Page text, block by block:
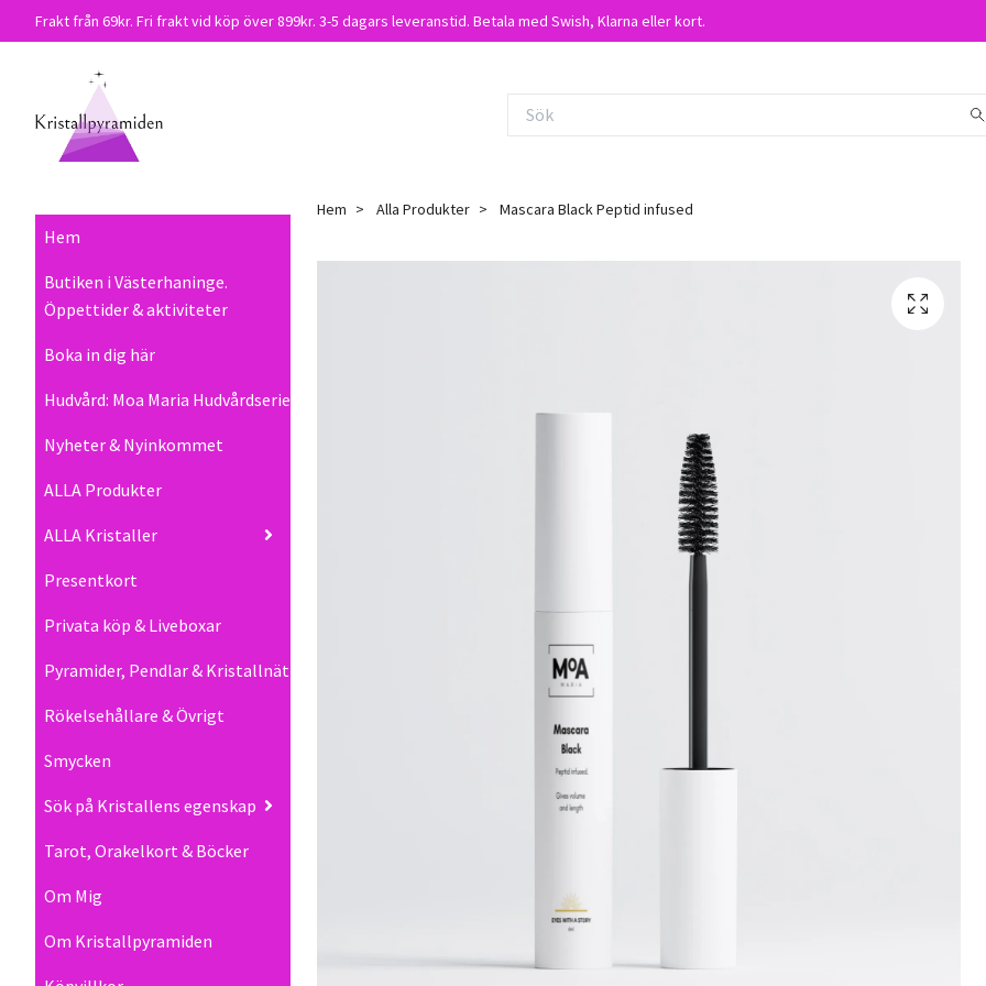
Frakt från 69kr. Fri frakt vid köp över 899kr. 3-5 dagars leveranstid. Betala med Swish, Klarna eller kort.
Hem
Butiken i Västerhaninge.
Öppettider & aktiviteter
Boka in dig här
Hudvård: Moa Maria Hudvårdserie
Nyheter & Nyinkommet
ALLA Produkter
ALLA Kristaller
Presentkort
Privata köp & Liveboxar
Pyramider, Pendlar & Kristallnät
Rökelsehållare & Övrigt
Smycken
Sök på Kristallens egenskap
Tarot, Orakelkort & Böcker
Om Mig
Om Kristallpyramiden
Hem Alla Produkter Mascara Black Peptid infused